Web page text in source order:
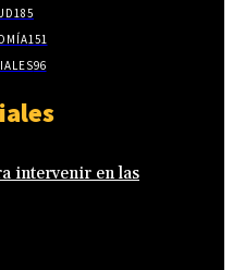
185
151
96
intervenir en las